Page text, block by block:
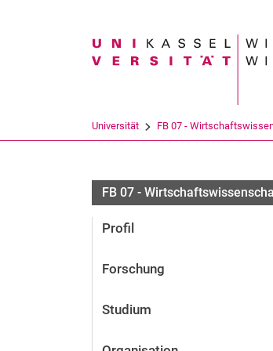
Universität FB 07 -
FB 07 -
Profil
Forschung
Studium